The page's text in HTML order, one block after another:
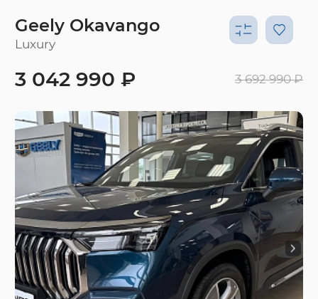
Geely Okavango
Luxury
3 042 990 ₽ 3 692 990 ₽